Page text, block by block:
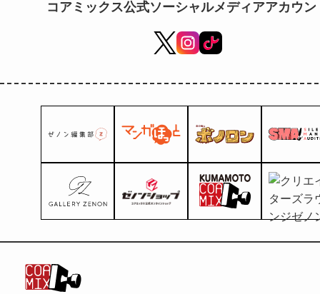
volúmenes 5 y 6.
コアミックス公式ソーシャルメディアアカウン